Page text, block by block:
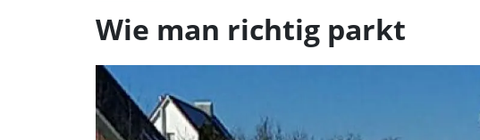
Wie man richtig parkt